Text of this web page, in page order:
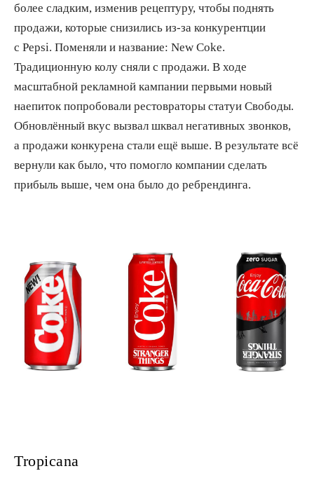
более сладким, изменив рецептуру, чтобы поднять
продажи, которые снизились из-за конкурентции
с Pepsi. Поменяли и название: New Coke.
Традиционную колу сняли с продажи. В ходе
масштабной рекламной кампании первыми новый
наепиток попробовали рестовраторы статуи Свободы.
Обновлённый вкус вызвал шквал негативных звонков,
а продажи конкурена стали ещё выше. В результате всё
вернули как было, что помогло компании сделать
прибыль выше, чем она было до ребрендинга.
Tropicana